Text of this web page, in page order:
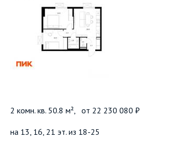
2 комн. кв. 50.8 м², от 22 230 080 ₽
на 13, 16, 21 эт. из 18-25